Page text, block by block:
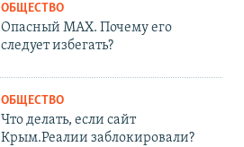
ОБЩЕСТВО
Опасный MAX. Почему его
следует избегать?
ОБЩЕСТВО
Что делать, если сайт
Крым.Реалии заблокировали?